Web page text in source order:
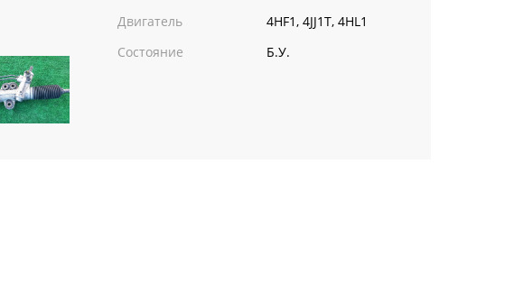
Двигатель
4HF1, 4JJ1T, 4HL1
Состояние
Б.У.